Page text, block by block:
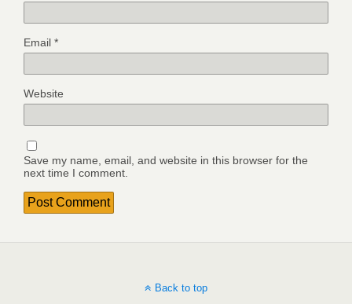
Email *
Website
Save my name, email, and website in this browser for the
next time I comment.
Back to top